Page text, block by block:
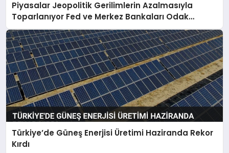
Piyasalar Jeopolitik Gerilimlerin Azalmasıyla
Toparlanıyor Fed ve Merkez Bankaları Odak
Noktası
Türkiye’de Güneş Enerjisi Üretimi Haziranda Rekor
Kırdı